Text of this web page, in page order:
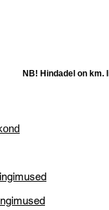
NB! Hindadel on km.